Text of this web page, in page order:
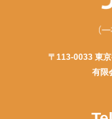
〒113-0033 東
有限